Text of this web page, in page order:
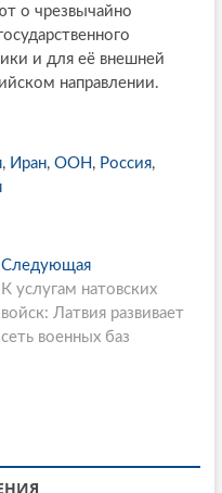
о чрезвычайно
и для её внешней
направлении.
, Иран, ООН , Россия,
Следующая
л
е
д
К услугам натовских
войск: Латвия развивает
сеть военных баз